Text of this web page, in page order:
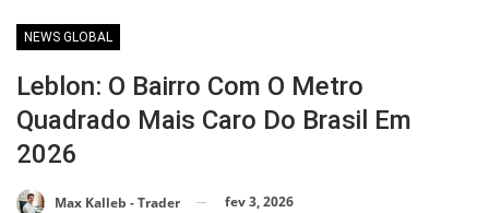
NEWS GLOBAL
Leblon: O Bairro Com O Metro
Quadrado Mais Caro Do Brasil Em
2026
Max Kalleb - Trader fev 3, 2026